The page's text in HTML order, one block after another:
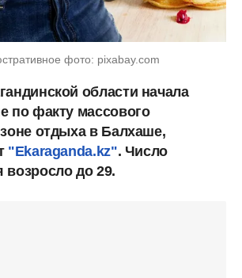
фото: pixabay.com
области начала
по факту массового
отдыха в Балхаше,
"Ekaraganda.kz". Число
возросло до 29.